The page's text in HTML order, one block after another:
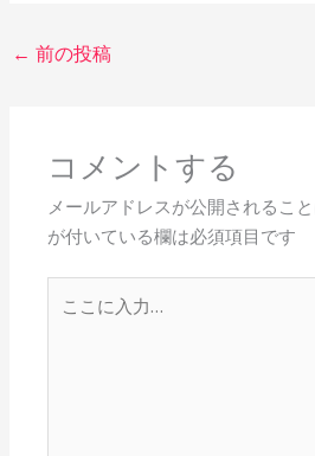
← 前の投稿
コメントする
メールアドレスが公開されること
が付いている欄は必須項目です
こ